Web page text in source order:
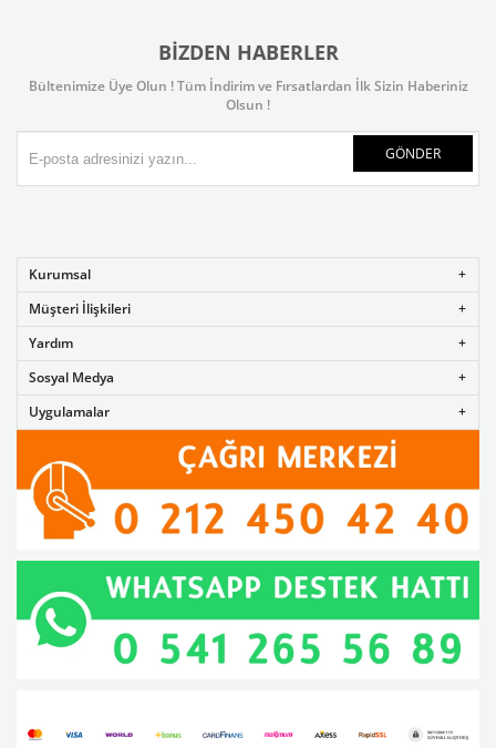
BIZDEN HABERLER
Bültenimize Üye Olun ! Tüm İndirim ve Fırsatlardan İlk Sizin Haberiniz
Olsun !
GÖNDER
Kurumsal
Müşteri İlişkileri
Yardım
Sosyal Medya
Uygulamalar